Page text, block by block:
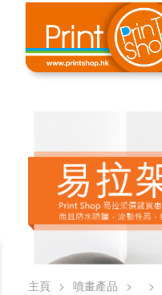
主頁 > 噴畫產品 > >